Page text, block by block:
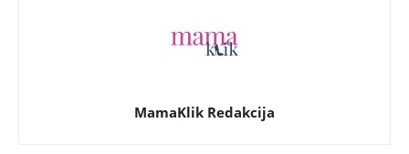
MamaKlik Redakcija